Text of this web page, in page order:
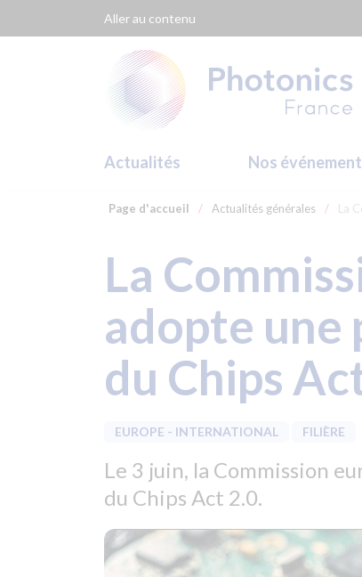
Aller au contenu
Actualités Nos
Page d'accueil / Actualités générales / La
La
adopte une
du Chips
EUROPE - INTERNATIONAL FILIÈRE
Le 3 juin, la Commission
du Chips Act 2.0.